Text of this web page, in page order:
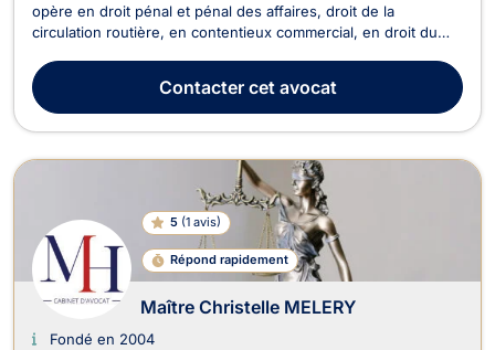
opère en droit pénal et pénal des affaires, droit de la
circulation routière, en contentieux commercial, en droit du
droit Européen et en droit de la responsabilité civile. Il vous
accompagne pour tout conten...
Contactercet avocat
5 (1 avis)
Répond rapidement
Maître Christelle MELERY
Fondé en 2004